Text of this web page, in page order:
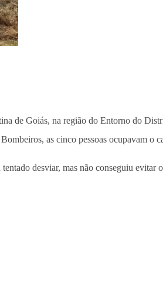
de Goiás, na região do Entorno do
as cinco pessoas ocupavam o
desviar, mas não conseguiu evitar